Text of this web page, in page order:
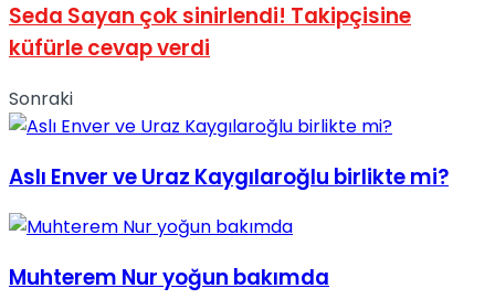
View All Result
Seda Sayan çok sinirlendi! Takipçisine
küfürle cevap verdi
Sonraki
Aslı Enver ve Uraz Kaygılaroğlu birlikte mi?
Muhterem Nur yoğun bakımda